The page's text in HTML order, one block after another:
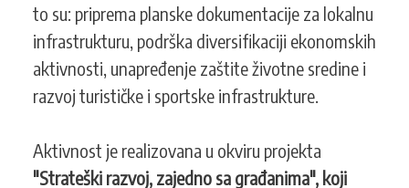
to su: priprema planske dokumentacije za lokalnu
infrastrukturu, podrška diversifikaciji ekonomskih
aktivnosti, unapređenje zaštite životne sredine i
razvoj turističke i sportske infrastrukture.
Aktivnost je realizovana u okviru projekta
"Strateški razvoj, zajedno sa građanima", koji